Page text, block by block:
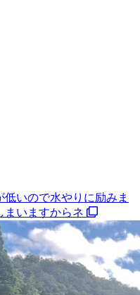
いので水やりに励みま
まいますからネ